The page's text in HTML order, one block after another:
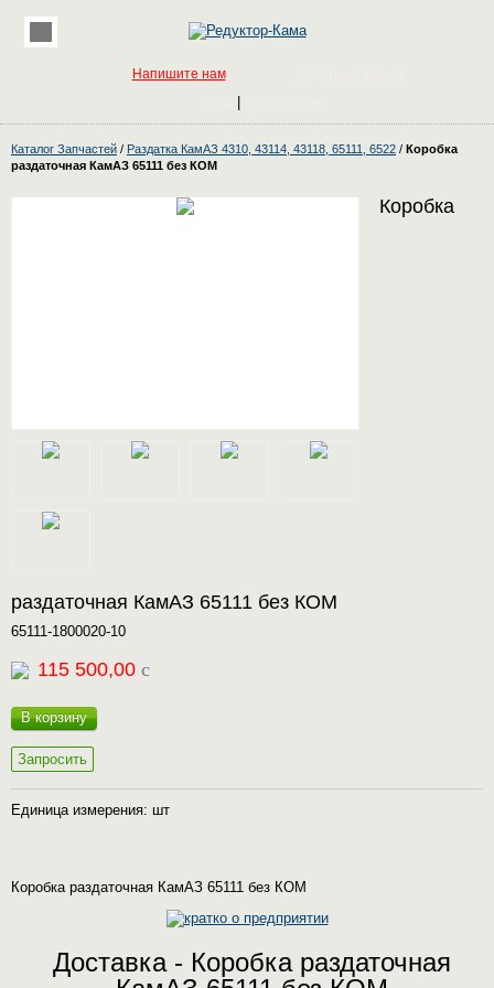
Напишите нам
Каталог Запчастей / Раздатка КамАЗ 4310, 43114, 43118, 65111, 6522 / Коробка
раздаточная КамАЗ 65111 без КОМ
Коробка
раздаточная КамАЗ 65111 без КОМ
65111-1800020-10
115 500,00 c
В корзину
Запросить
Единица измерения: шт
Коробка раздаточная КамАЗ 65111 без КОМ
Доставка - Коробка раздаточная